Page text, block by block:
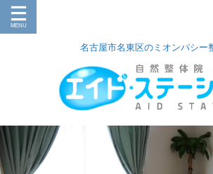
名古屋市名東区のミオンパシー